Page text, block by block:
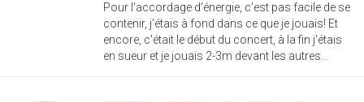
Pour l'accordage d'énergie, c'est pas facile de se
contenir, j'étais à fond dans ce que je jouais! Et
encore, c'était le début du concert, à la fin j'étais
en sueur et je jouais 2-3m devant les autres...